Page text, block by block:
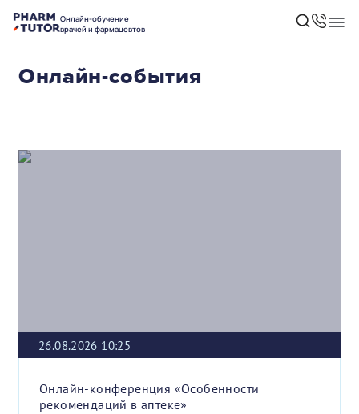
Онлайн-обучение
врачей и фармацевтов
Онлайн-события
26.08.2026 10:25
Онлайн-конференция «Особенности
рекомендаций в аптеке»